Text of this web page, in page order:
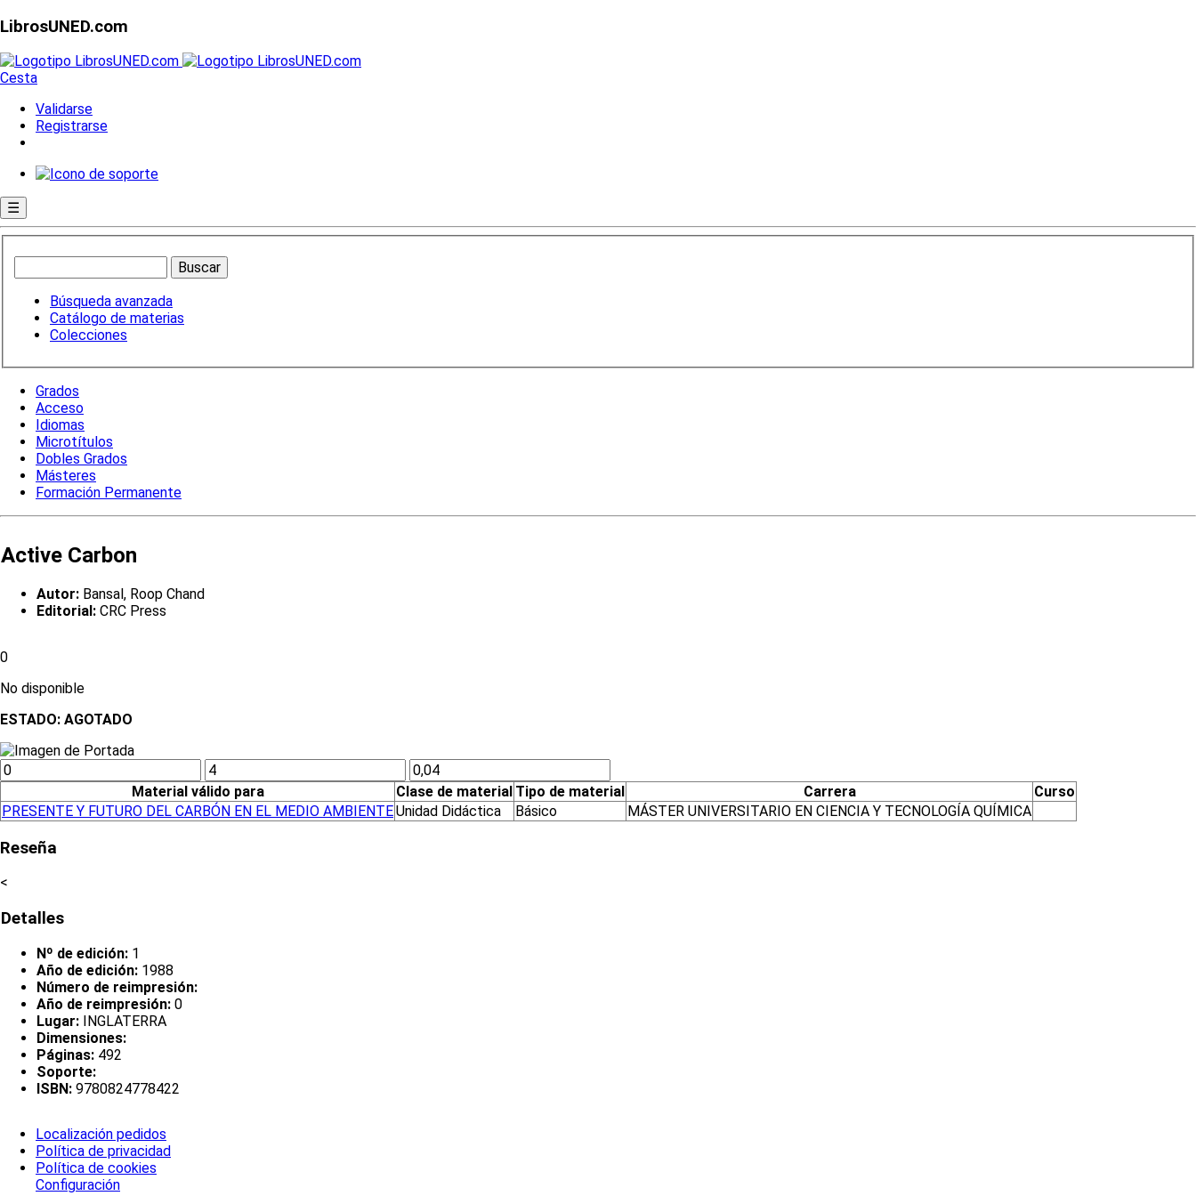
LibrosUNED.com
Cesta
Validarse
Registrarse
☰
Búsqueda avanzada
Catálogo de materias
Colecciones
Grados
Acceso
Idiomas
Microtítulos
Dobles Grados
Másteres
Formación Permanente
Active Carbon
Autor: Bansal, Roop Chand
Editorial: CRC Press
0
No disponible
ESTADO: AGOTADO
Material válido para Clase de material Tipo de material Carrera
Curso
PRESENTE Y FUTURO DEL CARBÓN EN EL MEDIO AMBIENTEUnidad Didáctica Básico MÁSTER UNIVERSITARIO EN CIENCIA Y TECNOLOGÍA QUÍMICA
Reseña
<
Detalles
Nº de edición: 1
Año de edición: 1988
Número de reimpresión:
Año de reimpresión: 0
Lugar: INGLATERRA
Dimensiones:
Páginas: 492
Soporte:
ISBN: 9780824778422
Localización pedidos
Política de privacidad
Política de cookies
Configuración